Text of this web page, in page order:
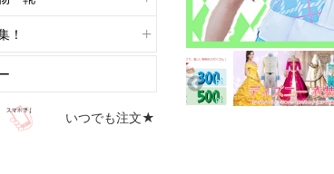
！
いつでも注文★